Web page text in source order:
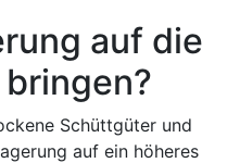
auf die
Schüttgüter und
auf ein höheres